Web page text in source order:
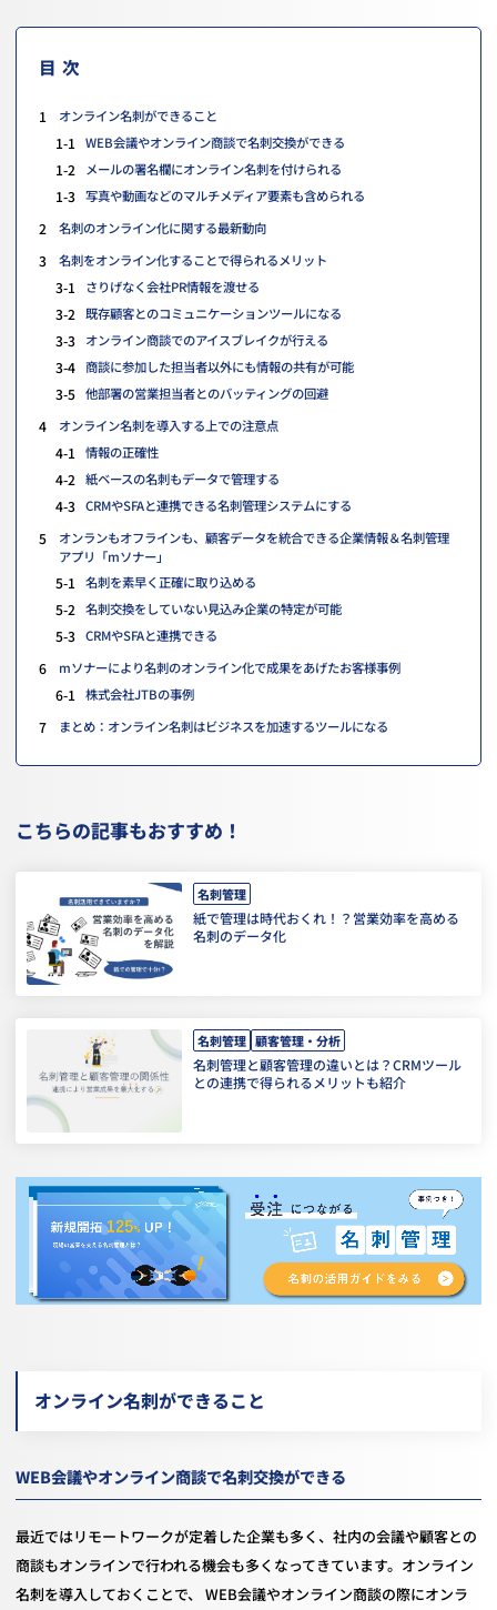
目次
1 オンライン名刺ができること
1-1 WEB会議やオンライン商談で名刺交換ができる
1-2 メールの署名欄にオンライン名刺を付けられる
1-3 写真や動画などのマルチメディア要素も含められる
2 名刺のオンライン化に関する最新動向
3 名刺をオンライン化することで得られるメリット
3-1 さりげなく会社PR情報を渡せる
3-2 既存顧客とのコミュニケーションツールになる
3-3 オンライン商談でのアイスブレイクが行える
3-4 商談に参加した担当者以外にも情報の共有が可能
3-5 他部署の営業担当者とのバッティングの回避
4 オンライン名刺を導入する上での注意点
4-1 情報の正確性
4-2 紙ベースの名刺もデータで管理する
4-3 CRMやSFAと連携できる名刺管理システムにする
5
オンランもオフラインも、顧客データを統合できる企業情報＆名刺管理
アプリ「mソナー」
5-1 名刺を素早く正確に取り込める
5-2 名刺交換をしていない見込み企業の特定が可能
5-3 CRMやSFAと連携できる
6 mソナーにより名刺のオンライン化で成果をあげたお客様事例
6-1 株式会社JTBの事例
7 まとめ：オンライン名刺はビジネスを加速するツールになる
こちらの記事もおすすめ！
名刺管理
紙で管理は時代おくれ！？営業効率を高める
名刺のデータ化
名刺管理 顧客管理・分析
名刺管理と顧客管理の違いとは？CRMツール
との連携で得られるメリットも紹介
オンライン名刺ができること
WEB会議やオンライン商談で名刺交換ができる
最近ではリモートワークが定着した企業も多く、社内の会議や顧客との
商談もオンラインで行われる機会も多くなってきています。オンライン
名刺を導入しておくことで、 WEB会議やオンライン商談の際にオンラ